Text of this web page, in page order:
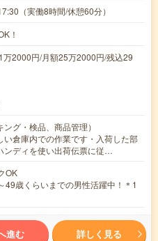
（実働8時間/休憩60分）
！
2000円/月額25万2000円/残込29
グ・検品、商品管理）
い倉庫内での作業です・入荷した部
ンディを使い出荷伝票に従…
OK
49歳くらいまでの男性活躍中！＊1
進む 詳しく見る